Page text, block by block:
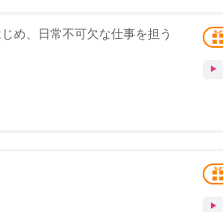
め、日常不可欠な仕事を担う